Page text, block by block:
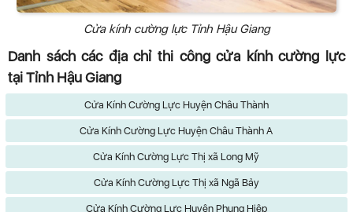
Cửa kính cường lực Tỉnh Hậu Giang
Danh sách các địa chỉ thi công cửa kính cường lực
tại Tỉnh Hậu Giang
Cửa Kính Cường Lực Huyện Châu Thành
Cửa Kính Cường Lực Huyện Châu Thành A
Cửa Kính Cường Lực Thị xã Long Mỹ
Cửa Kính Cường Lực Thị xã Ngã Bảy
Cửa Kính Cường Lực Huyện Phụng Hiệp